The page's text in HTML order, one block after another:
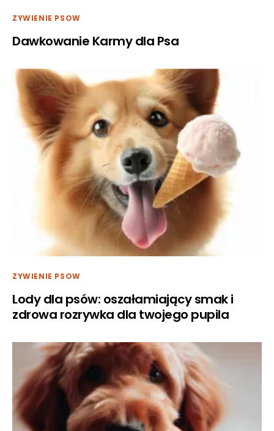
ZYWIENIE PSOW
Dawkowanie Karmy dla Psa
ZYWIENIE PSOW
Lody dla psów: oszałamiający smak i
zdrowa rozrywka dla twojego pupila